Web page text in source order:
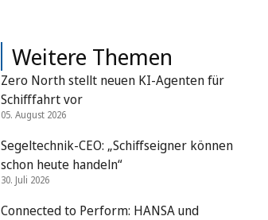
Weitere Themen
Zero North stellt neuen KI-Agenten für
Schifffahrt vor
05. August 2026
Segeltechnik-CEO: „Schiffseigner können
schon heute handeln“
30. Juli 2026
Connected to Perform: HANSA und